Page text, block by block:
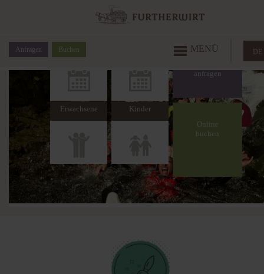
MENÜ
Anfragen Buchen DE
Anreise
Erwachsene
Kinder
Online
buchen